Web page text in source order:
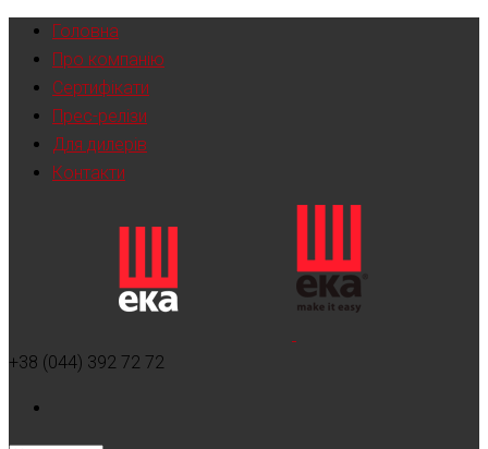
Головна
Про компанію
Сертифікати
Прес-релізи
Для дилерів
Контакти
+38 (044) 392 72 72